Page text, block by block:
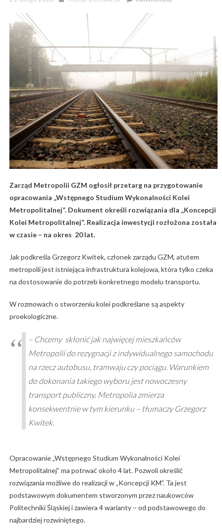
Zarząd Metropolii GZM ogłosił przetarg na przygotowanie
opracowania „Wstępnego Studium Wykonalności Kolei
Metropolitalnej”. Dokument określi rozwiązania dla „Koncepcji
Kolei Metropolitalnej”. Realizacja inwestycji rozłożona została
w czasie – na okres 20 lat.
Jak podkreśla Grzegorz Kwitek, członek zarządu GZM, atutem
metropolii jest istniejąca infrastruktura kolejowa, która tylko czeka
na dostosowanie do potrzeb konkretnego modelu transportu.
W rozmowach o stworzeniu kolei podkreślane są aspekty
proekologiczne.
– Chcemy skłonić jak najwięcej mieszkańców
Metropolii do rezygnacji z indywidualnego samochodu
na rzecz autobusu, tramwaju czy pociągu. Warunkiem
do dokonania takiego wyboru jest nowoczesny
transport publiczny. Metropolia zmierza
konsekwentnie w tym kierunku – tłumaczy Grzegorz
Kwitek.
Opracowanie „Wstępnego Studium Wykonalności Kolei
Metropolitalnej” ma potrwać około 4 lat. Pozwoli określić
rozwiązania możliwe do realizacji w „Koncepcji KM”. Ta jest
podstawowym dokumentem stworzonym przez naukowców
Politechniki Śląskiej i zawiera 4 warianty – od podstawowego do
najbardziej rozwiniętego.